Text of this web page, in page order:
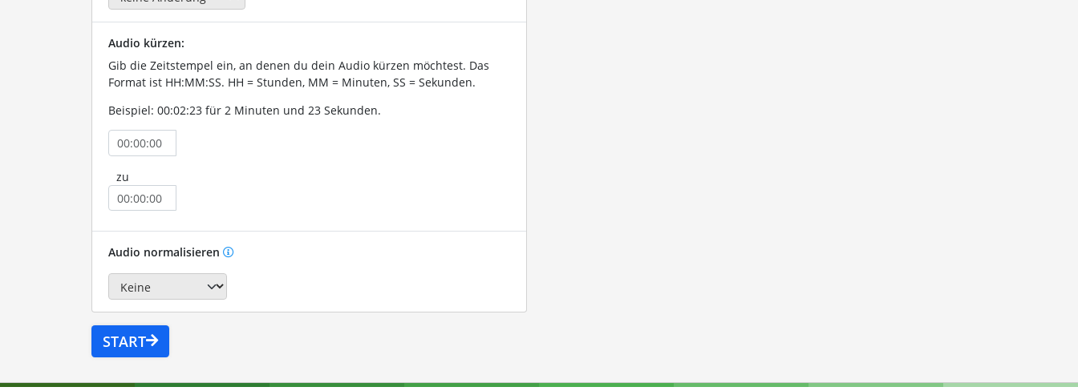
Audio kürzen:
Gib die Zeitstempel ein, an denen du dein Audio kürzen möchtest. Das
Format ist HH:MM:SS. HH = Stunden, MM = Minuten, SS = Sekunden.
Beispiel: 00:02:23 für 2 Minuten und 23 Sekunden.
zu
Audio normalisieren
START